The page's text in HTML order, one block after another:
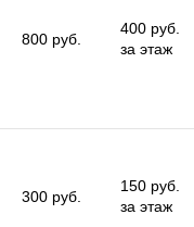
800 руб.
400 руб.
за этаж
300 руб.
150 руб.
за этаж